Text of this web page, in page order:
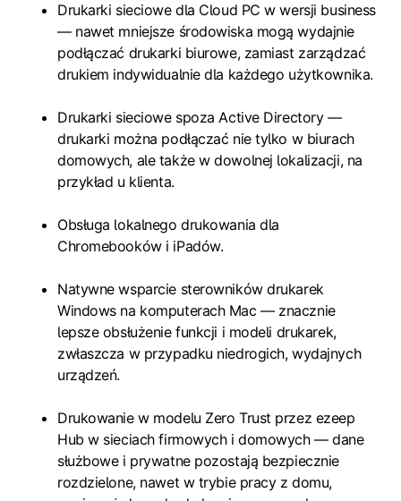
Drukarki sieciowe dla Cloud PC w wersji business
— nawet mniejsze środowiska mogą wydajnie
podłączać drukarki biurowe, zamiast zarządzać
drukiem indywidualnie dla każdego użytkownika.
Drukarki sieciowe spoza Active Directory —
drukarki można podłączać nie tylko w biurach
domowych, ale także w dowolnej lokalizacji, na
przykład u klienta.
Obsługa lokalnego drukowania dla
Chromebooków i iPadów.
Natywne wsparcie sterowników drukarek
Windows na komputerach Mac — znacznie
lepsze obsłużenie funkcji i modeli drukarek,
zwłaszcza w przypadku niedrogich, wydajnych
urządzeń.
Drukowanie w modelu Zero Trust przez ezeep
Hub w sieciach firmowych i domowych — dane
służbowe i prywatne pozostają bezpiecznie
rozdzielone, nawet w trybie pracy z domu,